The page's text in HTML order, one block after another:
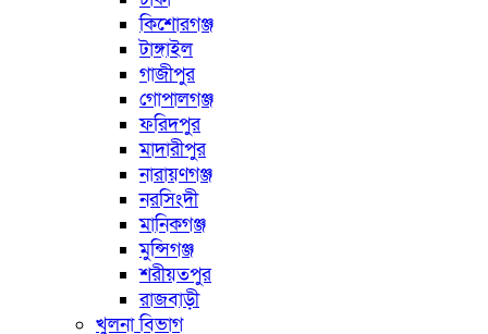
কিশোরগঞ্জ
টাঙ্গাইল
গাজীপুর
গোপালগঞ্জ
ফরিদপুর
মাদারীপুর
নারায়ণগঞ্জ
নরসিংদী
মানিকগঞ্জ
মুন্সিগঞ্জ
শরীয়তপুর
রাজবাড়ী
খুলনা বিভাগ